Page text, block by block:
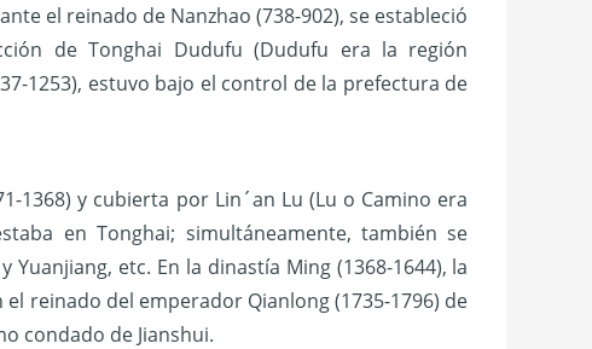
el reinado de Nanzhao (738-902), se estableció
de Tonghai Dudufu (Dudufu era la región
1253), estuvo bajo el control de la prefectura de
1368) y cubierta por Lin´an Lu (Lu o Camino era
en Tonghai; simultáneamente, también se
etc. En la dinastía Ming (1368-1644), la
reinado del emperador Qianlong (1735-1796) de
condado de Jianshui.